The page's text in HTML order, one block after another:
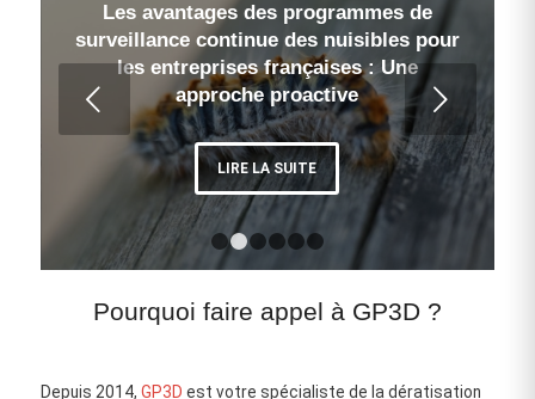
Les avantages des programmes de
surveillance continue des nuisibles pour
les entreprises françaises : Une
approche proactive
LIRE LA SUITE
L’importance de la prévention des
nuisibles dans les logements sociaux en
France : Enjeux et solutions
LIRE LA SUITE
Suivant
Pourquoi faire appel à GP3D ?
Depuis 2014, GP3D est votre spécialiste de la dératisation